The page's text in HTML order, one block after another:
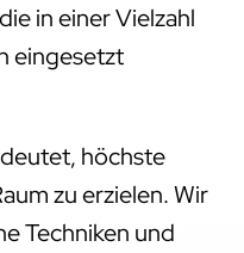
in einer Vielzahl
eingesetzt
höchste
zu erzielen. Wir
Techniken und